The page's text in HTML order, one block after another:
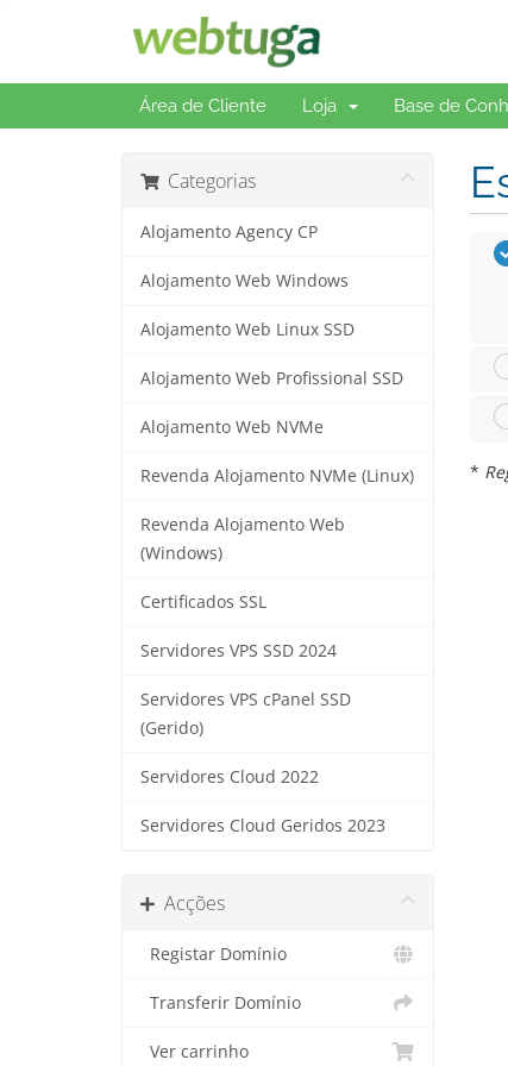
Área de Cliente Loja Base de
Categorias
Alojamento Agency CP
Alojamento Web Windows
Alojamento Web Linux SSD
Alojamento Web Profissional SSD
Alojamento Web NVMe
Revenda Alojamento NVMe (Linux)
Revenda Alojamento Web
(Windows)
Certificados SSL
Servidores VPS SSD 2024
Servidores VPS cPanel SSD
(Gerido)
Servidores Cloud 2022
Servidores Cloud Geridos 2023
Acções
Registar Domínio
Transferir Domínio
Ver carrinho
*